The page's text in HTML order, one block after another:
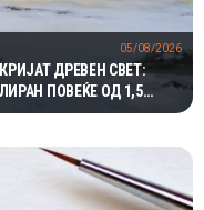
ДРЕВЕН СВЕТ:
ПОВЕЌЕ ОД 1,5
05/08/2026